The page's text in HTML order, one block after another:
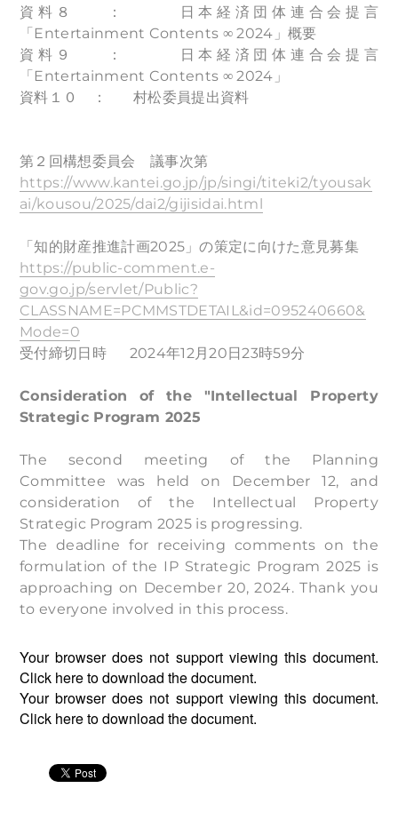
資料８ ： 日本経済団体連合会提言
「Entertainment Contents ∞ 2024」概要
資料９ ： 日本経済団体連合会提言
「Entertainment Contents ∞ 2024」
資料１０ ： 村松委員提出資料
第２回構想委員会 議事次第
https://www.kantei.go.jp/jp/singi/titeki2/tyousak
ai/kousou/2025/dai2/gijisidai.html
「知的財産推進計画2025」の策定に向けた意見募集
https://public-comment.e-
gov.go.jp/servlet/Public?
CLASSNAME=PCMMSTDETAIL&id=095240660&
Mode=0
受付締切日時 2024年12月20日23時59分
Consideration of the "Intellectual Property
Strategic Program 2025
The second meeting of the Planning
Committee was held on December 12, and
consideration of the Intellectual Property
Strategic Program 2025 is progressing.
The deadline for receiving comments on the
formulation of the IP Strategic Program 2025 is
approaching on December 20, 2024. Thank you
to everyone involved in this process.
Your browser does not support viewing this document.
Click hereto download the document.
Your browser does not support viewing this document.
Click hereto download the document.